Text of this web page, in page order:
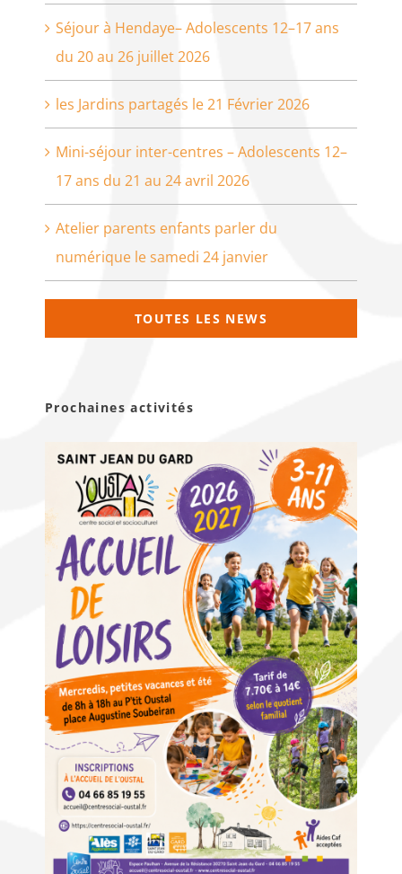
Séjour à Hendaye– Adolescents 12–17 ans
du 20 au 26 juillet 2026
les Jardins partagés le 21 Février 2026
Mini-séjour inter-centres – Adolescents 12–
17 ans du 21 au 24 avril 2026
Atelier parents enfants parler du
numérique le samedi 24 janvier
TOUTES LES NEWS
Prochaines activités